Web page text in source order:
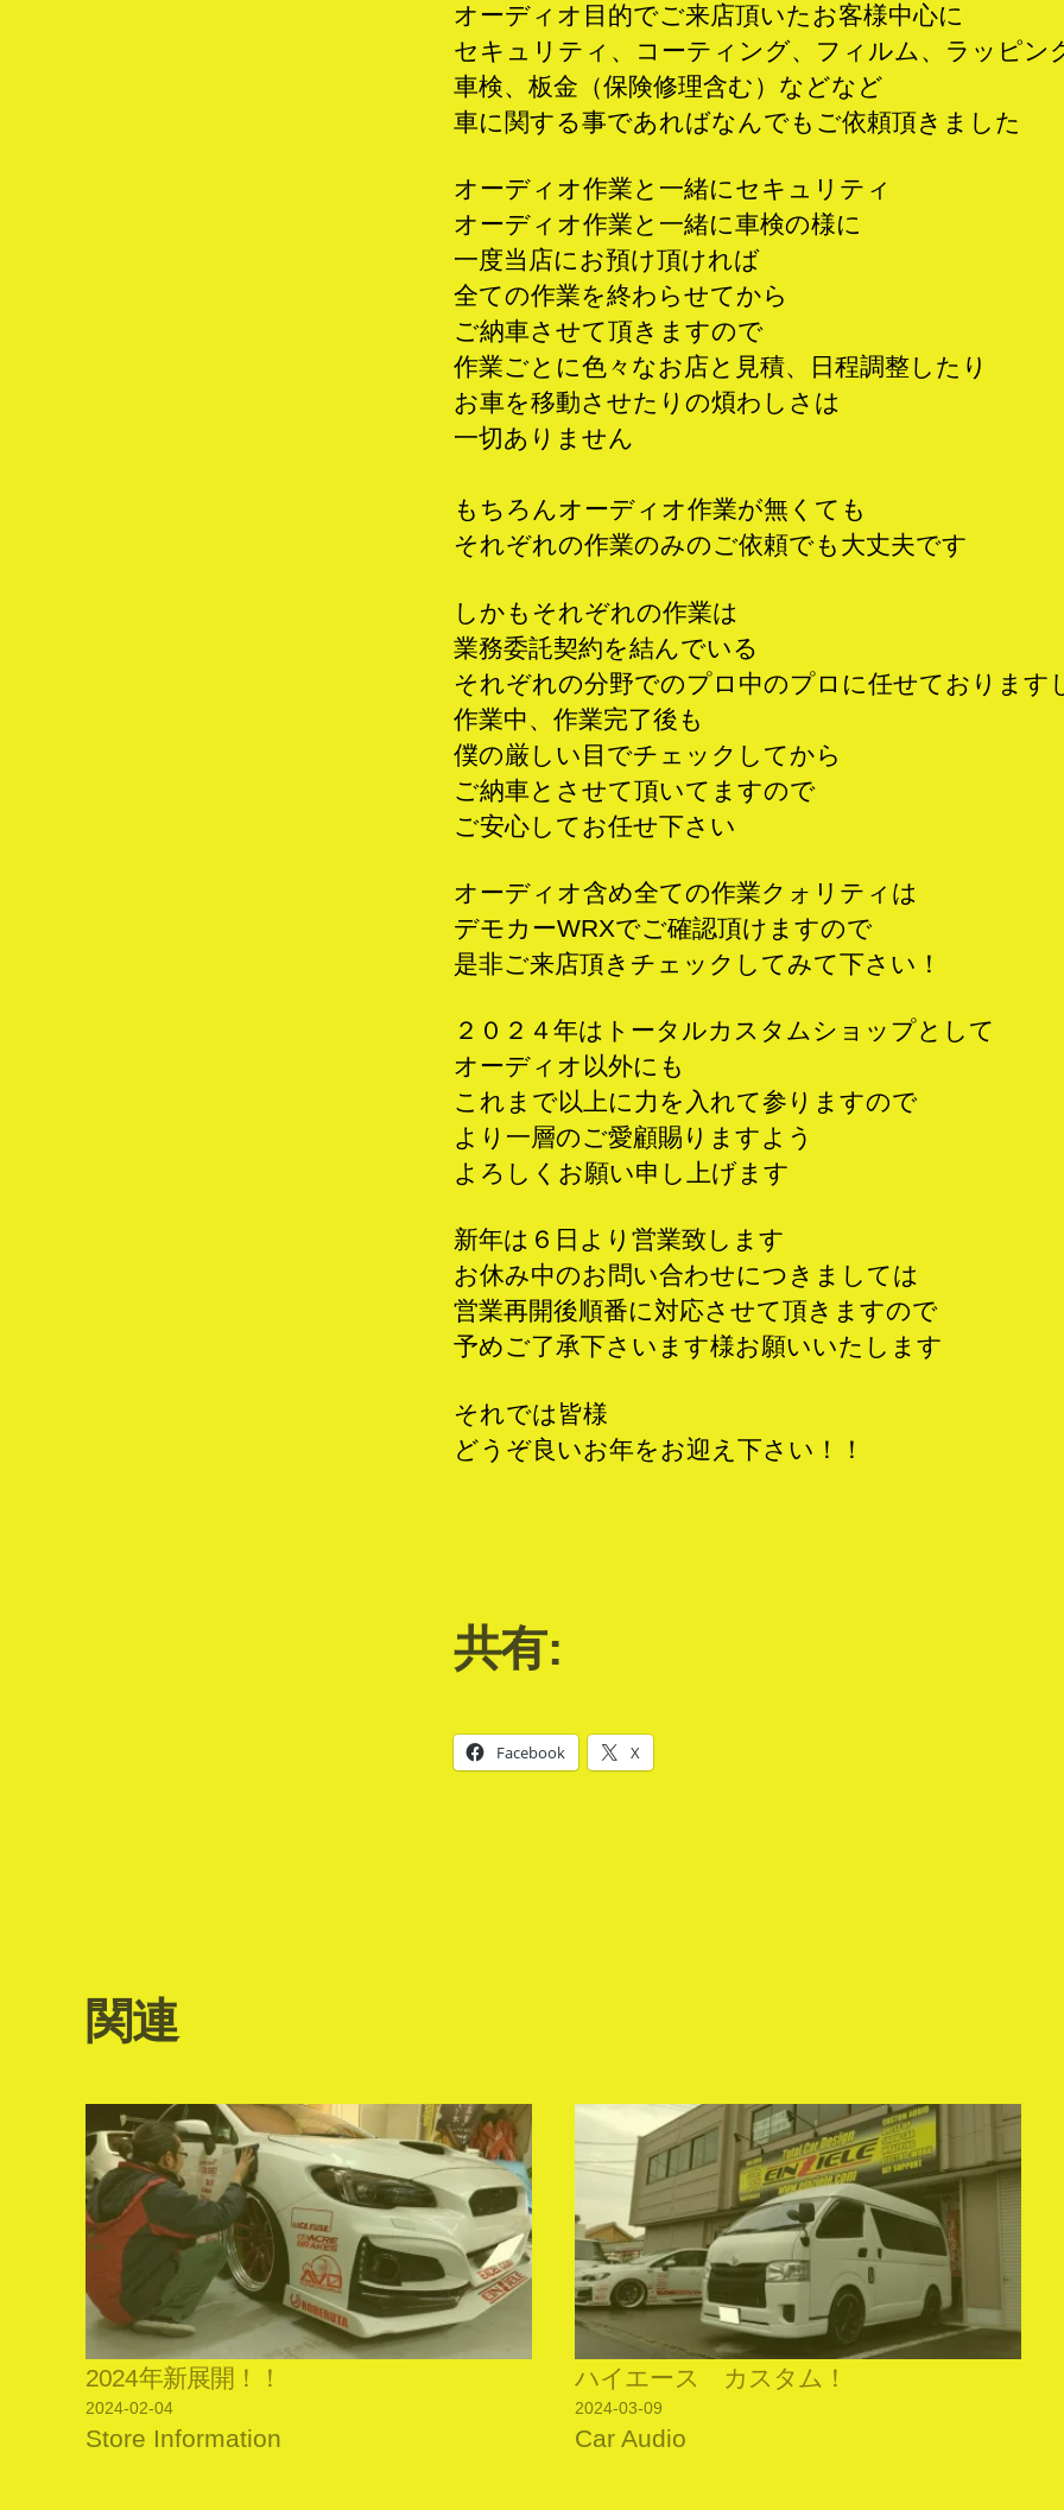
オーディオ目的でご来店頂いたお客様中心に
セキュリティ、コーティング、フィルム、ラッピン
車検、板金（保険修理含む）などなど
車に関する事であればなんでもご依頼頂きました
オーディオ作業と一緒にセキュリティ
オーディオ作業と一緒に車検の様に
一度当店にお預け頂ければ
全ての作業を終わらせてから
ご納車させて頂きますので
作業ごとに色々なお店と見積、日程調整したり
お車を移動させたりの煩わしさは
一切ありません
もちろんオーディオ作業が無くても
それぞれの作業のみのご依頼でも大丈夫です
しかもそれぞれの作業は
業務委託契約を結んでいる
それぞれの分野でのプロ中のプロに任せております
作業中、作業完了後も
僕の厳しい目でチェックしてから
ご納車とさせて頂いてますので
ご安心してお任せ下さい
オーディオ含め全ての作業クォリティは
デモカーWRXでご確認頂けますので
是非ご来店頂きチェックしてみて下さい！
２０２４年はトータルカスタムショップとして
オーディオ以外にも
これまで以上に力を入れて参りますので
より一層のご愛顧賜りますよう
よろしくお願い申し上げます
新年は６日より営業致します
お休み中のお問い合わせにつきましては
営業再開後順番に対応させて頂きますので
予めご了承下さいます様お願いいたします
それでは皆様
どうぞ良いお年をお迎え下さい！！
共有:
Facebook X
関連
2024年新展開！！
2024-02-04
Store Information
ハイエース カスタム！
2024-03-09
Car Audio